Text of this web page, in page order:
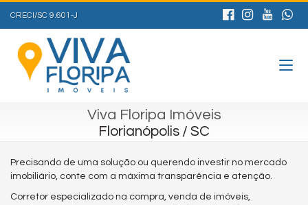
CRECI/SC 9.601-J
Viva Floripa Imóveis
Florianópolis / SC
Precisando de uma solução ou querendo investir no mercado
imobiliário, conte com a máxima transparência e atenção.
Corretor especializado na compra, venda de imóveis,